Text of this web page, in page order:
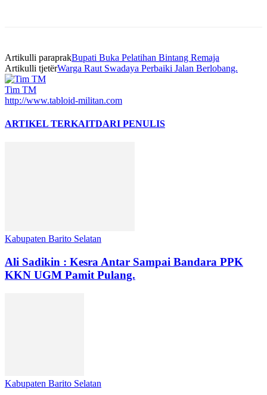
Artikulli paraprakBupati Buka Pelatihan Bintang Remaja
Artikulli tjetërWarga Raut Swadaya Perbaiki Jalan Berlobang.
Tim TM
http://www.tabloid-militan.com
ARTIKEL TERKAITDARI PENULIS
Kabupaten Barito Selatan
Ali Sadikin : Kesra Antar Sampai Bandara PPK
KKN UGM Pamit Pulang.
Kabupaten Barito Selatan